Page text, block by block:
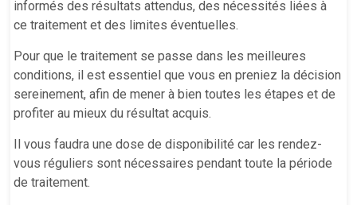
informés des résultats attendus, des nécessités liées à
ce traitement et des limites éventuelles.
Pour que le traitement se passe dans les meilleures
conditions, il est essentiel que vous en preniez la décision
sereinement, afin de mener à bien toutes les étapes et de
profiter au mieux du résultat acquis.
Il vous faudra une dose de disponibilité car les rendez-
vous réguliers sont nécessaires pendant toute la période
de traitement.